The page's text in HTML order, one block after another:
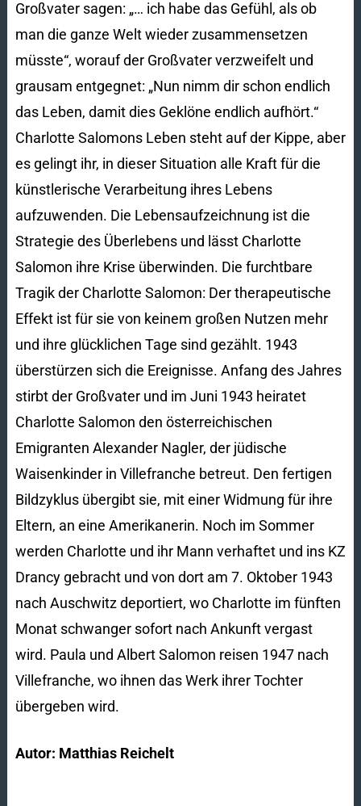
Großvater sagen: „… ich habe das Gefühl, als ob
man die ganze Welt wieder zusammensetzen
müsste“, worauf der Großvater verzweifelt und
grausam entgegnet: „Nun nimm dir schon endlich
das Leben, damit dies Geklöne endlich aufhört.“
Charlotte Salomons Leben steht auf der Kippe, aber
es gelingt ihr, in dieser Situation alle Kraft für die
künstlerische Verarbeitung ihres Lebens
aufzuwenden. Die Lebensaufzeichnung ist die
Strategie des Überlebens und lässt Charlotte
Salomon ihre Krise überwinden. Die furchtbare
Tragik der Charlotte Salomon: Der therapeutische
Effekt ist für sie von keinem großen Nutzen mehr
und ihre glücklichen Tage sind gezählt. 1943
überstürzen sich die Ereignisse. Anfang des Jahres
stirbt der Großvater und im Juni 1943 heiratet
Charlotte Salomon den österreichischen
Emigranten Alexander Nagler, der jüdische
Waisenkinder in Villefranche betreut. Den fertigen
Bildzyklus übergibt sie, mit einer Widmung für ihre
Eltern, an eine Amerikanerin. Noch im Sommer
werden Charlotte und ihr Mann verhaftet und ins KZ
Drancy gebracht und von dort am 7. Oktober 1943
nach Auschwitz deportiert, wo Charlotte im fünften
Monat schwanger sofort nach Ankunft vergast
wird. Paula und Albert Salomon reisen 1947 nach
Villefranche, wo ihnen das Werk ihrer Tochter
übergeben wird.
Autor: Matthias Reichelt